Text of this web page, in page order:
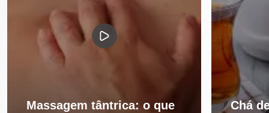
Massagem tântrica: o que
Chá